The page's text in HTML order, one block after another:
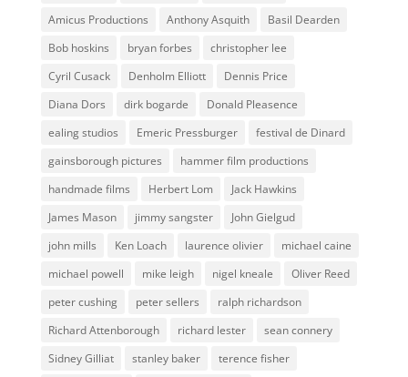
Amicus Productions
Anthony Asquith
Basil Dearden
Bob hoskins
bryan forbes
christopher lee
Cyril Cusack
Denholm Elliott
Dennis Price
Diana Dors
dirk bogarde
Donald Pleasence
ealing studios
Emeric Pressburger
festival de Dinard
gainsborough pictures
hammer film productions
handmade films
Herbert Lom
Jack Hawkins
James Mason
jimmy sangster
John Gielgud
john mills
Ken Loach laurence olivier
michael caine
michael powell
mike leigh nigel kneale
Oliver Reed
peter cushing
peter sellers
ralph richardson
Richard Attenborough
richard lester
sean connery
Sidney Gilliat
stanley baker
terence fisher